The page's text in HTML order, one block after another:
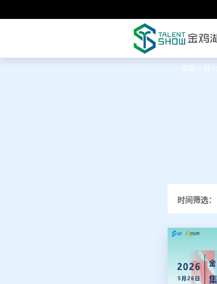
首页 > 线
时间筛选：